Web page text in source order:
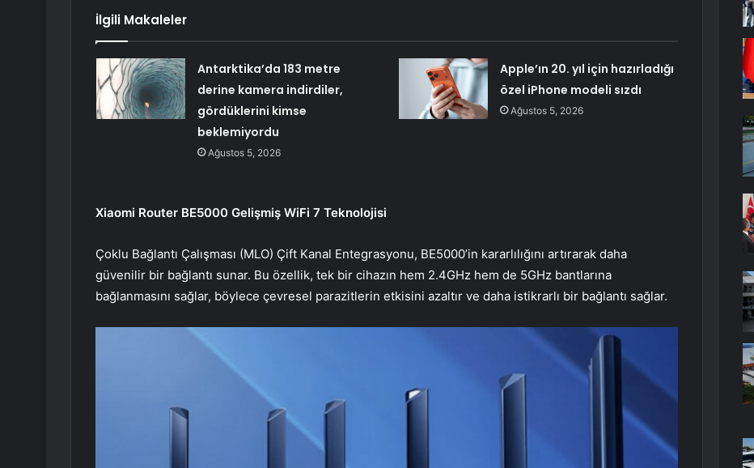
İlgili Makaleler
Antarktika’da 183 metre
derine kamera indirdiler,
gördüklerini kimse
beklemiyordu
Ağustos 5, 2026
Apple’ın 20. yıl için hazırladığı
özel iPhone modeli sızdı
Ağustos 5, 2026
Xiaomi Router BE5000 Gelişmiş WiFi 7 Teknolojisi
Çoklu Bağlantı Çalışması (MLO) Çift Kanal Entegrasyonu, BE5000’in kararlılığını artırarak daha
güvenilir bir bağlantı sunar. Bu özellik, tek bir cihazın hem 2.4GHz hem de 5GHz bantlarına
bağlanmasını sağlar, böylece çevresel parazitlerin etkisini azaltır ve daha istikrarlı bir bağlantı sağlar.